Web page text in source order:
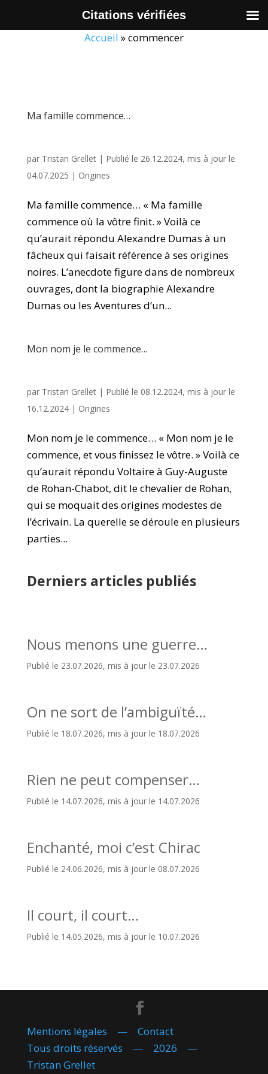
Accueil »commencer
Ma famille commence…
par Tristan Grellet| Publié le 26.12.2024, mis à jour le
04.07.2025 | Origines
Ma famille commence… « Ma famille
commence où la vôtre finit. » Voilà ce
qu’aurait répondu Alexandre Dumas à un
fâcheux qui faisait référence à ses origines
noires. L’anecdote figure dans de nombreux
ouvrages, dont la biographie Alexandre
Dumas ou les Aventures d’un...
Mon nom je le commence…
par Tristan Grellet| Publié le 08.12.2024, mis à jour le
16.12.2024| Origines
Mon nom je le commence… « Mon nom je le
commence, et vous finissez le vôtre. » Voilà ce
qu’aurait répondu Voltaire à Guy-Auguste
de Rohan-Chabot, dit le chevalier de Rohan,
qui se moquait des origines modestes de
l’écrivain. La querelle se déroule en plusieurs
parties...
Derniers articles publiés
Nous menons une guerre…
Publié le 23.07.2026, mis à jour le 23.07.2026
On ne sort de l’ambiguïté…
Publié le 18.07.2026, mis à jour le 18.07.2026
Rien ne peut compenser…
Publié le 14.07.2026, mis à jour le 14.07.2026
Enchanté, moi c’est Chirac
Publié le 24.06.2026, mis à jour le 08.07.2026
Il court, il court…
Publié le 14.05.2026, mis à jour le 10.07.2026
Mentions légales — Contact
Tous droits réservés — 2026 —
Tristan Grellet
Citations vérifiées